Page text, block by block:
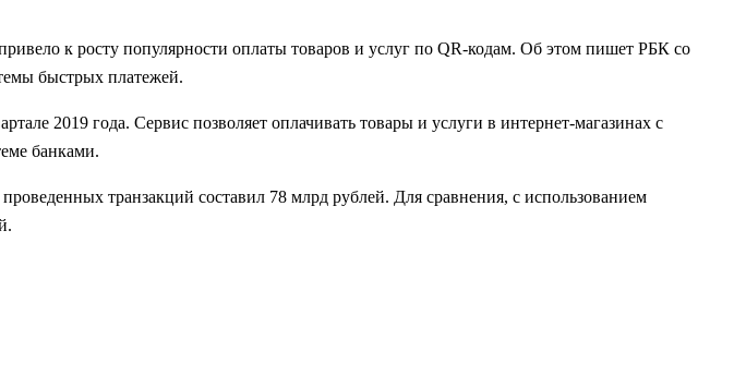
к росту популярности оплаты товаров и услуг по QR-кодам. Об этом пишет РБК со
быстрых платежей.
2019 года. Сервис позволяет оплачивать товары и услуги в интернет-магазинах с
банками.
транзакций составил 78 млрд рублей. Для сравнения, с использованием